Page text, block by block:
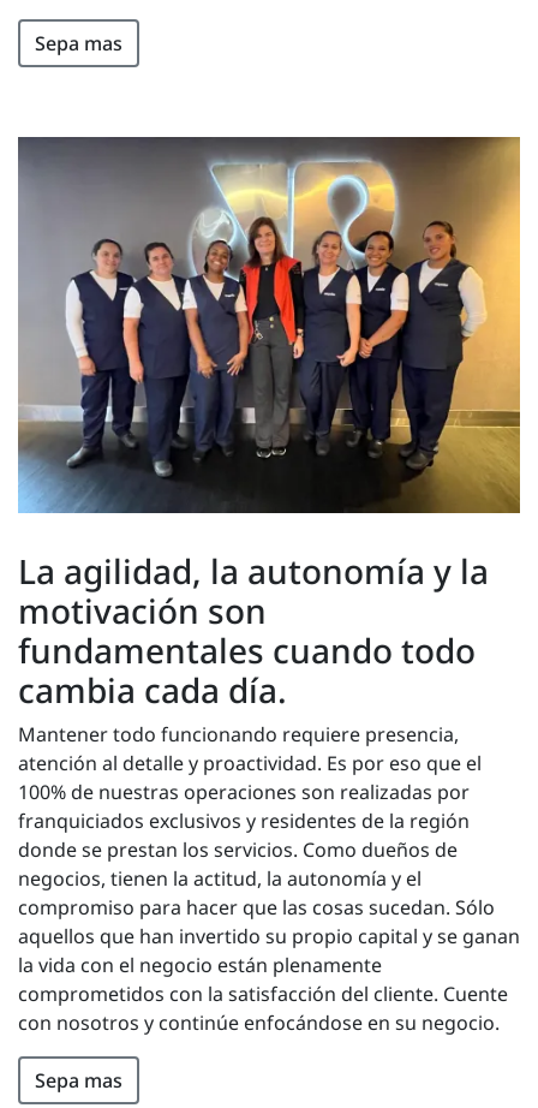
Sepa mas
La agilidad, la autonomía y la
motivación son
fundamentales cuando todo
cambia cada día.
Mantener todo funcionando requiere presencia,
atención al detalle y proactividad. Es por eso que el
100% de nuestras operaciones son realizadas por
franquiciados exclusivos y residentes de la región
donde se prestan los servicios. Como dueños de
negocios, tienen la actitud, la autonomía y el
compromiso para hacer que las cosas sucedan. Sólo
aquellos que han invertido su propio capital y se ganan
la vida con el negocio están plenamente
comprometidos con la satisfacción del cliente. Cuente
con nosotros y continúe enfocándose en su negocio.
Sepa mas